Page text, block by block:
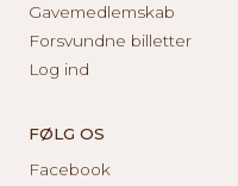
Gavemedlemskab
Forsvundne billetter
Log ind
FØLG OS
Facebook